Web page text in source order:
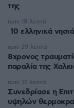
της
10 ελληνικά
πριν 18 λεπτά
8χρονος
παραλία της
πριν 29 λεπτά
Συνεδρίασε η
υψηλών
πριν 31 λεπτά